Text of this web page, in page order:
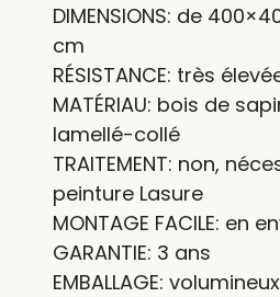
DIMENSIONS: de
cm
RÉSISTANCE: très
MATÉRIAU: bois de
lamellé-collé
TRAITEMENT: non,
peinture Lasure
MONTAGE FACILE: en
GARANTIE: 3 ans
EMBALLAGE: volumineux